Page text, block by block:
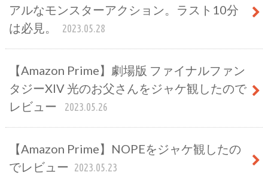
アルなモンスターアクション。ラスト10分
は必見。
2023.05.28
【Amazon Prime】劇場版 ファイナルファン
タジーXIV 光のお父さんをジャケ観したので
レビュー
2023.05.26
【Amazon Prime】NOPEをジャケ観したの
でレビュー 2023.05.23